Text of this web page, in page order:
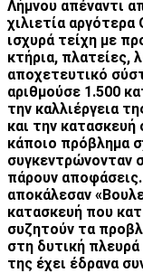
Λήμνου απέναντι
χιλιετία
ισχυρά τείχη με
κτήρια, πλατείες,
αποχετευτικό
αριθμούσε 1.500
την καλλιέργεια
και την
κάποιο πρόβλημα
συγκεντρώνονταν
πάρουν
αποκάλεσαν
κατασκευή που
συζητούν τα
στη δυτική
της έχει έδρανα